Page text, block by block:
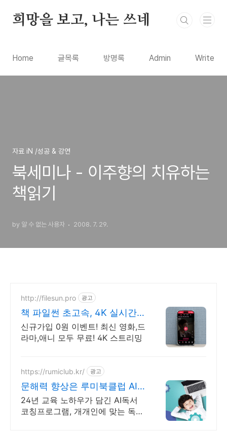
희망을 보고, 나는 쓰네
Home 글목록 방명록 Admin Write
자료 iN /성공 & 강연
북세미나 - 이주향의 치유하는
책읽기
by 알 수 없는 사용자 2008. 7. 29.
http://filesun.pro 광고
책 파일썬 초고속, 4K 실시간
보기!
신규가입 0원 이벤트! 최신 영화,드
라마,애니 모두 무료! 4K 스트리밍
https://rumiclub.kr/ 광고
문해력 향상은 루미북클럽 AI
문해력 향상 프로그램
24년 교육 노하우가 담긴 AI독서
코칭프로그램, 개개인에 맞는 독서